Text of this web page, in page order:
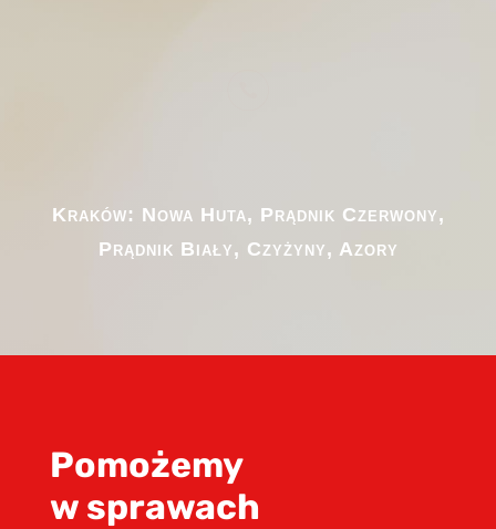
Kraków: Nowa Huta, Prądnik Czerwony,
Prądnik Biały, Czyżyny, Azory
Pomożemy
w sprawach